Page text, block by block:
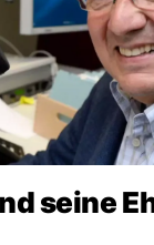
seine